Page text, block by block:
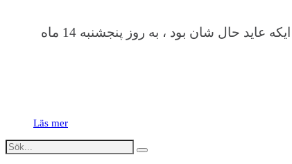
با درد و تاسف فراوان اطلاع بدست آوردیم که محترمه فوزیه جان ابوی پویا یکتن از استادان معارف کشور پس از مریضی ایکه عاید حال شان بود ، به روز پنجشنبه 14 ماه
Läs mer